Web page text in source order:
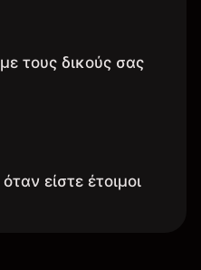
τους δικούς σας
είστε έτοιμοι